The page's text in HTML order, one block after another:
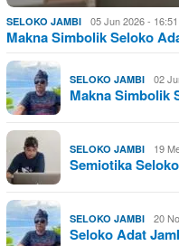
SELOKO JAMBI 05 Jun 2026 -
Makna Simbolik Seloko
SELOKO JAMBI 02
Makna Simbolik
SELOKO JAMBI 19
Semiotika
SELOKO JAMBI 20
Seloko Adat